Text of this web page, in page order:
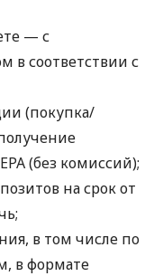
— с
в соответствии с
(покупка/
(без комиссий);
на срок от
в том числе по
в формате